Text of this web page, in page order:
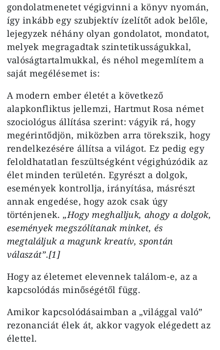
gondolatmenetet végigvinni a könyv nyomán,
így inkább egy szubjektív ízelítőt adok belőle,
lejegyzek néhány olyan gondolatot, mondatot,
melyek megragadtak szintetikusságukkal,
valóságtartalmukkal, és néhol megemlítem a
saját megélésemet is:
A modern ember életét a következő
alapkonfliktus jellemzi, Hartmut Rosa német
szociológus állítása szerint: vágyik rá, hogy
megérintődjön, miközben arra törekszik, hogy
rendelkezésére állítsa a világot. Ez pedig egy
feloldhatatlan feszültségként végighúzódik az
élet minden területén. Egyrészt a dolgok,
események kontrollja, irányítása, másrészt
annak engedése, hogy azok csak úgy
történjenek.„Hogy meghalljuk, ahogy a dolgok,
események megszólítanak minket, és
megtaláljuk a magunk kreatív, spontán
válaszát”.[1]
Hogy az életemet elevennek találom-e, az a
kapcsolódás minőségétől függ.
Amikor kapcsolódásaimban a „világgal való”
rezonanciát élek át, akkor vagyok elégedett az
élettel.